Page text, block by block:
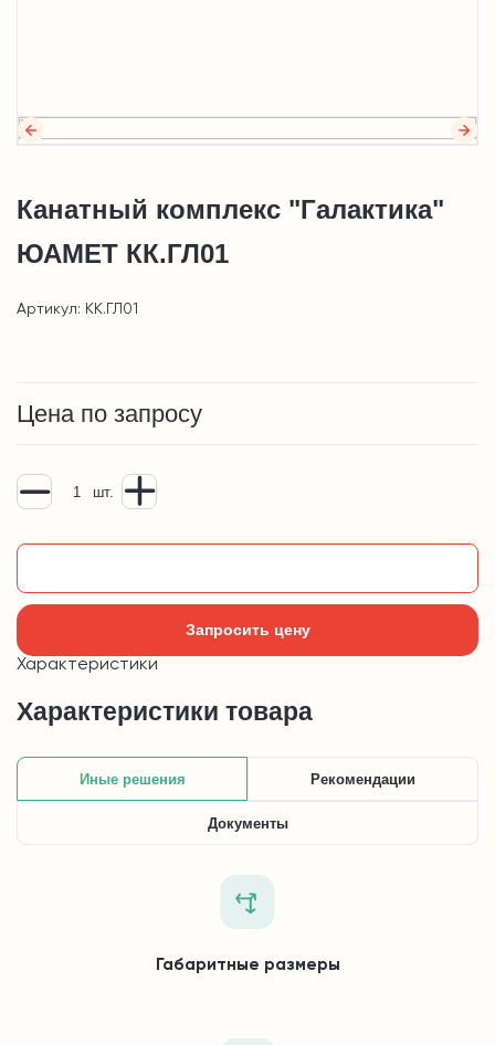
Канатный комплекс "Галактика"
ЮАМЕТ КК.ГЛ01
Артикул: КК.ГЛ01
Цена по запросу
шт.
Запросить цену
Характеристики
Характеристики товара
Иные решения Рекомендации
Документы
Габаритные размеры